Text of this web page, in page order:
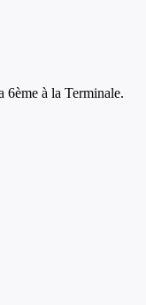
6ème à la Terminale.